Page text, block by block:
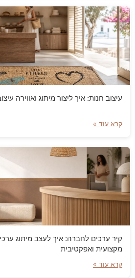
עיצוב חנות: איך ליצור מיתוג ואווירה
קרא עוד »
קיר ערכים לחברה: איך לעצב מיתוג
מקצועית ואפקטיבית
קרא עוד »